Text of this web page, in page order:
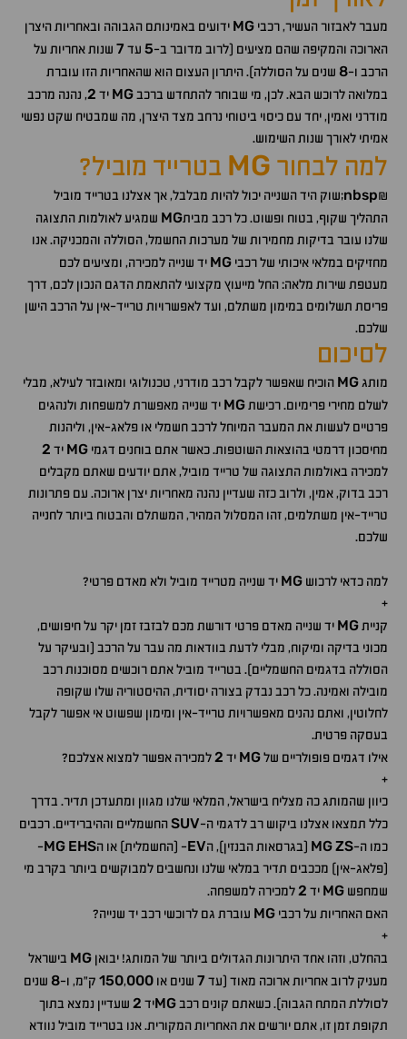
מעבר לאבזור העשיר, רכבי MG ידועים באמינותם הגבוהה ובאחריות היצרן
הארוכה והמקיפה שהם מציעים (לרוב מדובר ב-5 עד 7 שנות אחריות על
הרכב ו-8 שנים על הסוללה). היתרון העצום הוא שהאחריות הזו עוברת
במלואה לרוכש הבא. לכן, מי שבוחר להתחדש ברכבMG יד 2, נהנה מרכב
מודרני ואמין, יחד עם כיסוי ביטוחי נרחב מצד היצרן, מה שמבטיח שקט נפשי
אמיתי לאורך שנות השימוש.
למה לבחור MG בטרייד מוביל?
&
nbsp;שוק היד השנייה יכול להיות מבלבל, אך אצלנו בטרייד מוביל
התהליך שקוף, בטוח ופשוט. כל רכב מביתMG שמגיע לאולמות התצוגה
שלנו עובר בדיקות מחמירות של מערכות החשמל, הסוללה והמכניקה. אנו
מחזיקים במלאי איכותי של רכבי MG יד שנייה למכירה, ומציעים לכם
מעטפת שירות מלאה: החל מייעוץ מקצועי להתאמת הדגם הנכון לכם, דרך
פריסת תשלומים במימון משתלם, ועד לאפשרויות טרייד-אין על הרכב הישן
שלכם.
לסיכום
מותגMG הוכיח שאפשר לקבל רכב מודרני, טכנולוגי ומאובזר לעילא, מבלי
לשלם מחירי פרימיום. רכישתMG יד שנייה מאפשרת למשפחות ולנהגים
פרטיים לעשות את המעבר המיוחל לרכב חשמלי או פלאג-אין, וליהנות
מחיסכון דרמטי בהוצאות השוטפות. כאשר אתם בוחנים דגמי MG יד 2
למכירה באולמות התצוגה של טרייד מוביל, אתם יודעים שאתם מקבלים
רכב בדוק, אמין, ולרוב כזה שעדיין נהנה מאחריות יצרן ארוכה. עם פתרונות
טרייד-אין משתלמים, זהו המסלול המהיר, המשתלם והבטוח ביותר לחנייה
שלכם.
למה כדאי לרכוש MG יד שנייה מטרייד מוביל ולא מאדם פרטי?
+
קנייתMG יד שנייה מאדם פרטי דורשת מכם לבזבז זמן יקר על חיפושים,
מכוני בדיקה ומיקוח, מבלי לדעת בוודאות מה עבר על הרכב (ובעיקר על
הסוללה בדגמים החשמליים). בטרייד מוביל אתם רוכשים מסוכנות רכב
מובילה ואמינה. כל רכב נבדק בצורה יסודית, ההיסטוריה שלו שקופה
לחלוטין, ואתם נהנים מאפשרויות טרייד-אין ומימון שפשוט אי אפשר לקבל
בעסקה פרטית.
אילו דגמים פופולריים שלMG יד 2למכירה אפשר למצוא אצלכם?
+
כיוון שהמותג כה מצליח בישראל, המלאי שלנו מגוון ומתעדכן תדיר. בדרך
כלל תמצאו אצלנו ביקוש רב לדגמי ה-SUVהחשמליים וההיברידיים. רכבים
כמו ה-
MGZS (בגרסאות הבנזין), הEV- (החשמלית) או ה MG EHS
-
(פלאג-אין) מככבים תדיר במלאי שלנו ונחשבים למבוקשים ביותר בקרב מי
שמחפש MG יד 2למכירה למשפחה.
האם האחריות על רכבי MG עוברת גם לרוכשי רכב יד שנייה?
+
בהחלט, וזהו אחד היתרונות הגדולים ביותר של המותג! יבואן MG בישראל
מעניק לרוב אחריות ארוכה מאוד (עד 7 שנים או 150,000 ק"מ, ו-8 שנים
לסוללת המתח הגבוה). כשאתם קונים רכבMGיד 2 שעדיין נמצא בתוך
תקופת זמן זו, אתם יורשים את האחריות המקורית. אנו בטרייד מוביל נוודא